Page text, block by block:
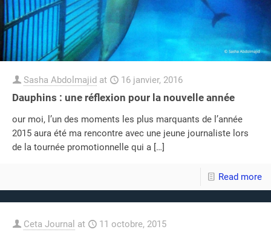
Sasha Abdolmajid at 16 janvier, 2016
Dauphins : une réflexion pour la nouvelle année
our moi, l’un des moments les plus marquants de l’année
2015 aura été ma rencontre avec une jeune journaliste lors
de la tournée promotionnelle qui a […]
Read more
Ceta Journal at 11 octobre, 2015